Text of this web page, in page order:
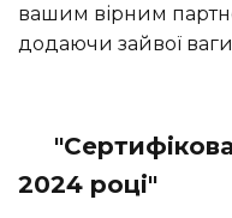
вашим вірним
додаючи зайвої
2024 році"